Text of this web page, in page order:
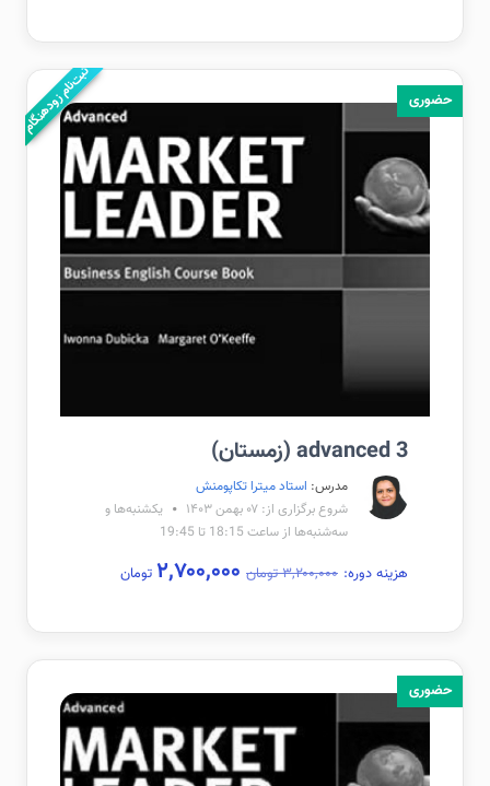
حضوری ثبت‌نام زودهنگام
advanced 3 (زمستان)
مدرس: استاد میترا تکاپومنش
شروع برگزاری از: ۰۷ بهمن ۱۴۰۳
یکشنبه‌ها و
سه‌شنبه‌ها از ساعت 18:15 تا 19:45
هزینه دوره: ۳,۲۰۰,۰۰۰ تومان ۲,۷۰۰,۰۰۰ تومان
حضوری